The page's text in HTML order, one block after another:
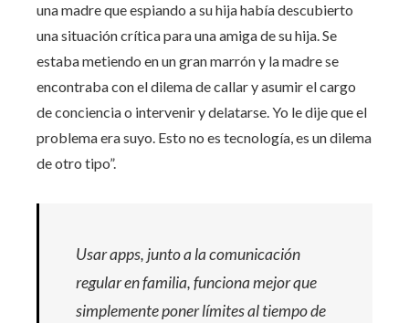
una madre que espiando a su hija había descubierto
una situación crítica para una amiga de su hija. Se
estaba metiendo en un gran marrón y la madre se
encontraba con el dilema de callar y asumir el cargo
de conciencia o intervenir y delatarse. Yo le dije que el
problema era suyo. Esto no es tecnología, es un dilema
de otro tipo”.
Usar apps, junto a la comunicación
regular en familia, funciona mejor que
simplemente poner límites al tiempo de